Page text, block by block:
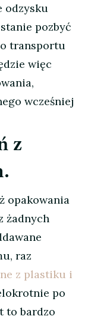
odzysku
pozbyć
transportu
więc
wcześniej
z
opakowania
żadnych
raz
z plastiku i
po
to bardzo